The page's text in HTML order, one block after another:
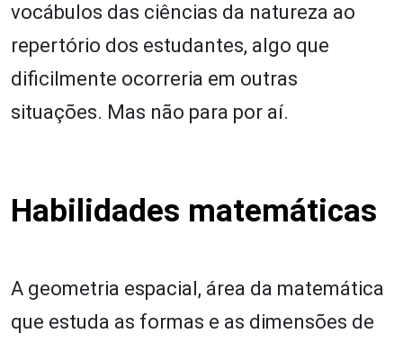
vocábulos das ciências da natureza ao
repertório dos estudantes, algo que
dificilmente ocorreria em outras
situações. Mas não para por aí.
Habilidades matemáticas
A geometria espacial, área da matemática
que estuda as formas e as dimensões de